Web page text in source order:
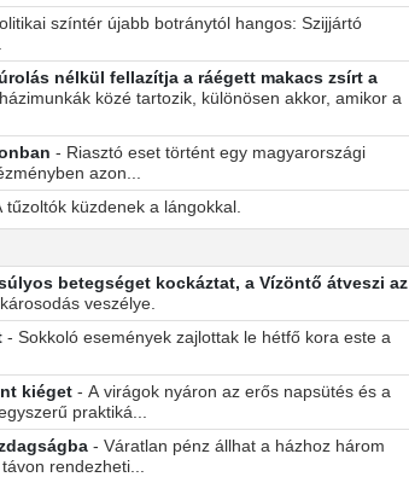
színtér újabb botránytól hangos: Szijjártó
nélkül fellazítja a ráégett makacs zsírt a
közé tartozik, különösen akkor, amikor a
- Riasztó eset történt egy magyarországi
azon...
tűzoltók küzdenek a lángokkal.
betegséget kockáztat, a Vízöntő átveszi az
veszélye.
- Sokkoló események zajlottak le hétfő kora este a
kiéget - A virágok nyáron az erős napsütés és a
praktiká...
- Váratlan pénz állhat a házhoz három
rendezheti...